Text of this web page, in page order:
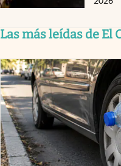
Las más leídas de El